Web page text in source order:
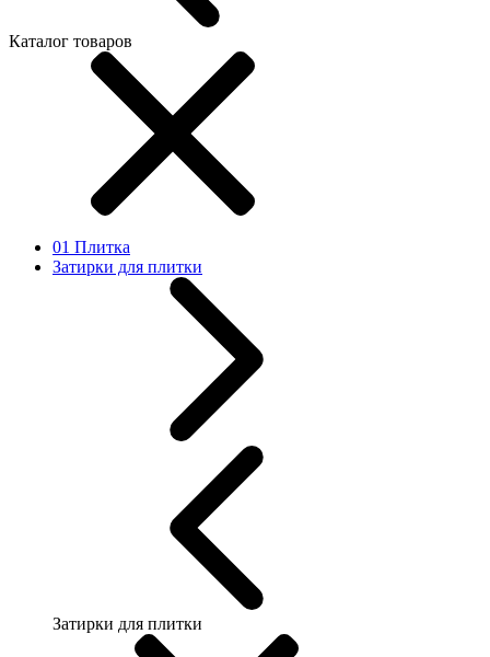
Каталог товаров
01 Плитка
Затирки для плитки
Затирки для плитки